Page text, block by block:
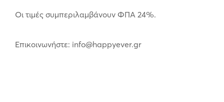
Οι τιμές συμπεριλαμβάνουν ΦΠΑ 24%.
Επικοινωνήστε: info@happyever.gr